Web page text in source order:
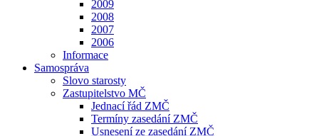
2009
2008
2007
2006
Informace
Samospráva
Slovo starosty
Zastupitelstvo MČ
Jednací řád ZMČ
Termíny zasedání ZMČ
Usnesení ze zasedání ZMČ